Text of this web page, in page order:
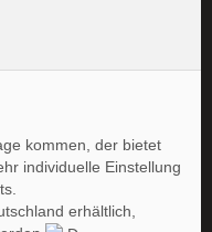
kommen, der bietet
individuelle Einstellung
erhältlich,